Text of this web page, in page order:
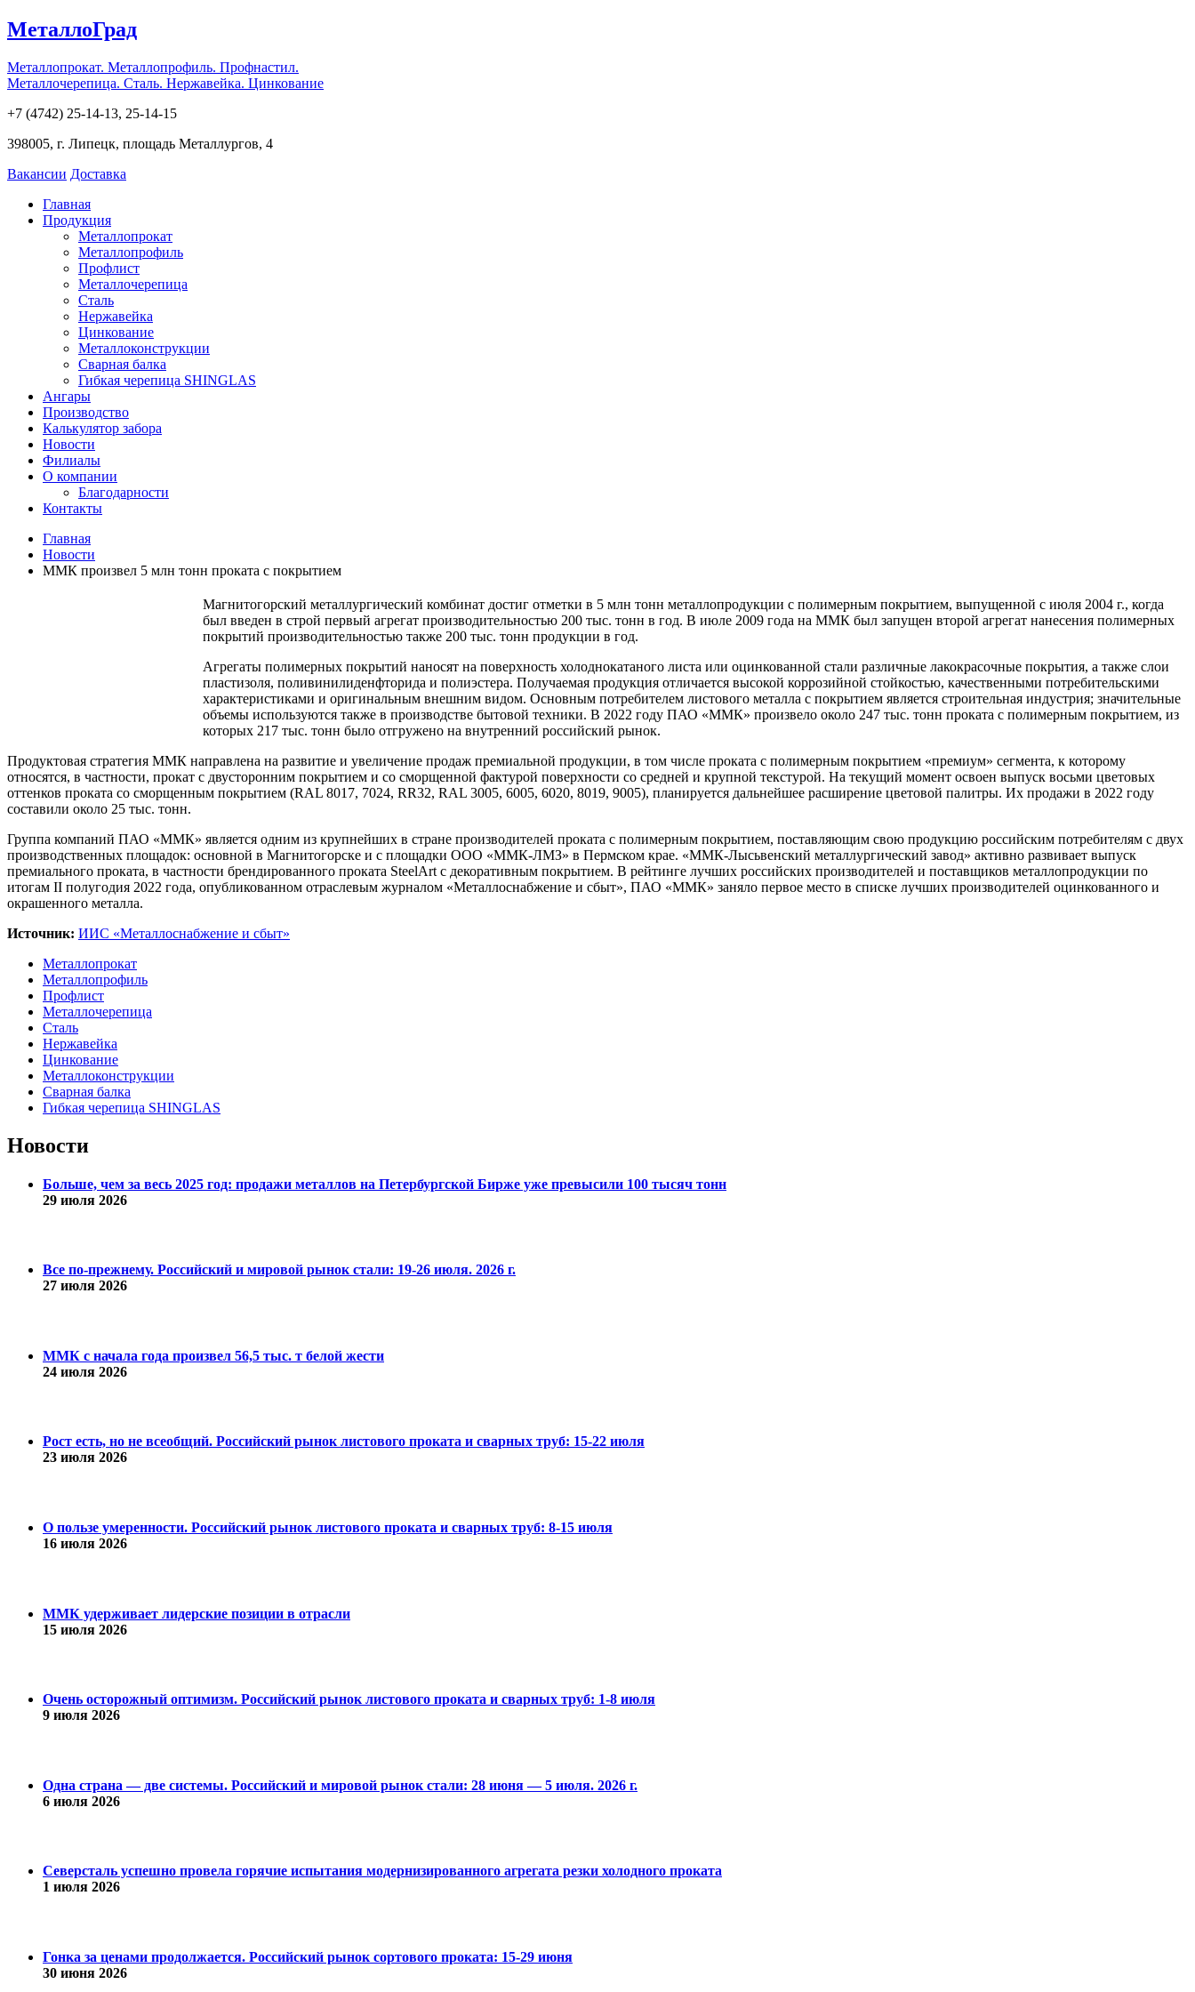
МеталлоГрад
Металлопрокат. Металлопрофиль. Профнастил.
Металлочерепица. Сталь. Нержавейка. Цинкование
+7 (4742) 25-14-13, 25-14-15
398005, г. Липецк, площадь Металлургов, 4
Вакансии Доставка
Главная
Продукция
Металлопрокат
Металлопрофиль
Профлист
Металлочерепица
Сталь
Нержавейка
Цинкование
Металлоконструкции
Сварная балка
Гибкая черепица SHINGLAS
Ангары
Производство
Калькулятор забора
Новости
Филиалы
О компании
Благодарности
Контакты
Главная
Новости
ММК произвел 5 млн тонн проката с покрытием
Магнитогорский металлургический комбинат достиг отметки в 5 млн тонн металлопродукции с полимерным покрытием, выпущенной с июля 2004 г., когда
был введен в строй первый агрегат производительностью 200 тыс. тонн в год. В июле 2009 года на ММК был запущен второй агрегат нанесения полимерных
покрытий производительностью также 200 тыс. тонн продукции в год.
Агрегаты полимерных покрытий наносят на поверхность холоднокатаного листа или оцинкованной стали различные лакокрасочные покрытия, а также слои
пластизоля, поливинилиденфторида и полиэстера. Получаемая продукция отличается высокой коррозийной стойкостью, качественными потребительскими
характеристиками и оригинальным внешним видом. Основным потребителем листового металла с покрытием является строительная индустрия; значительные
объемы используются также в производстве бытовой техники. В 2022 году ПАО «ММК» произвело около 247 тыс. тонн проката с полимерным покрытием, из
которых 217 тыс. тонн было отгружено на внутренний российский рынок.
Продуктовая стратегия ММК направлена на развитие и увеличение продаж премиальной продукции, в том числе проката с полимерным покрытием «премиум» сегмента, к которому
относятся, в частности, прокат с двусторонним покрытием и со сморщенной фактурой поверхности со средней и крупной текстурой. На текущий момент освоен выпуск восьми цветовых
оттенков проката со сморщенным покрытием (RAL 8017, 7024, RR32, RAL 3005, 6005, 6020, 8019, 9005), планируется дальнейшее расширение цветовой палитры. Их продажи в 2022 году
составили около 25 тыс. тонн.
Группа компаний ПАО «ММК» является одним из крупнейших в стране производителей проката с полимерным покрытием, поставляющим свою продукцию российским потребителям с двух
производственных площадок: основной в Магнитогорске и с площадки ООО «ММК-ЛМЗ» в Пермском крае. «ММК-Лысьвенский металлургический завод» активно развивает выпуск
премиального проката, в частности брендированного проката SteelArt с декоративным покрытием. В рейтинге лучших российских производителей и поставщиков металлопродукции по
итогам II полугодия 2022 года, опубликованном отраслевым журналом «Металлоснабжение и сбыт», ПАО «ММК» заняло первое место в списке лучших производителей оцинкованного и
окрашенного металла.
Источник: ИИС «Металлоснабжение и сбыт»
Металлопрокат
Металлопрофиль
Профлист
Металлочерепица
Сталь
Нержавейка
Цинкование
Металлоконструкции
Сварная балка
Гибкая черепица SHINGLAS
Новости
Больше, чем за весь 2025 год: продажи металлов на Петербургской Бирже уже превысили 100 тысяч тонн
29 июля 2026
Все по-прежнему. Российский и мировой рынок стали: 19-26 июля. 2026 г.
27 июля 2026
ММК с начала года произвел 56,5 тыс. т белой жести
24 июля 2026
Рост есть, но не всеобщий. Российский рынок листового проката и сварных труб: 15-22 июля
23 июля 2026
О пользе умеренности. Российский рынок листового проката и сварных труб: 8-15 июля
16 июля 2026
ММК удерживает лидерские позиции в отрасли
15 июля 2026
Очень осторожный оптимизм. Российский рынок листового проката и сварных труб: 1-8 июля
9 июля 2026
Одна страна — две системы. Российский и мировой рынок стали: 28 июня — 5 июля. 2026 г.
6 июля 2026
Северсталь успешно провела горячие испытания модернизированного агрегата резки холодного проката
1 июля 2026
Гонка за ценами продолжается. Российский рынок сортового проката: 15-29 июня
30 июня 2026